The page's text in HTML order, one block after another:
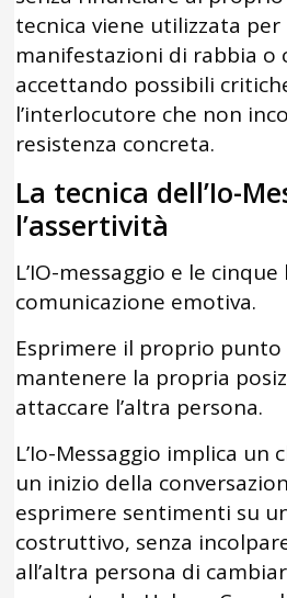
tecnica viene utilizzata
manifestazioni di rabbia o
accettando possibili
l’interlocutore che non
resistenza concreta.
La tecnica dell’Io-
l’assertività
L’IO-messaggio e le
comunicazione emotiva.
Esprimere il proprio punto
mantenere la propria
attaccare l’altra persona.
L’Io-Messaggio implica un
un inizio della
esprimere sentimenti su
costruttivo, senza
all’altra persona di